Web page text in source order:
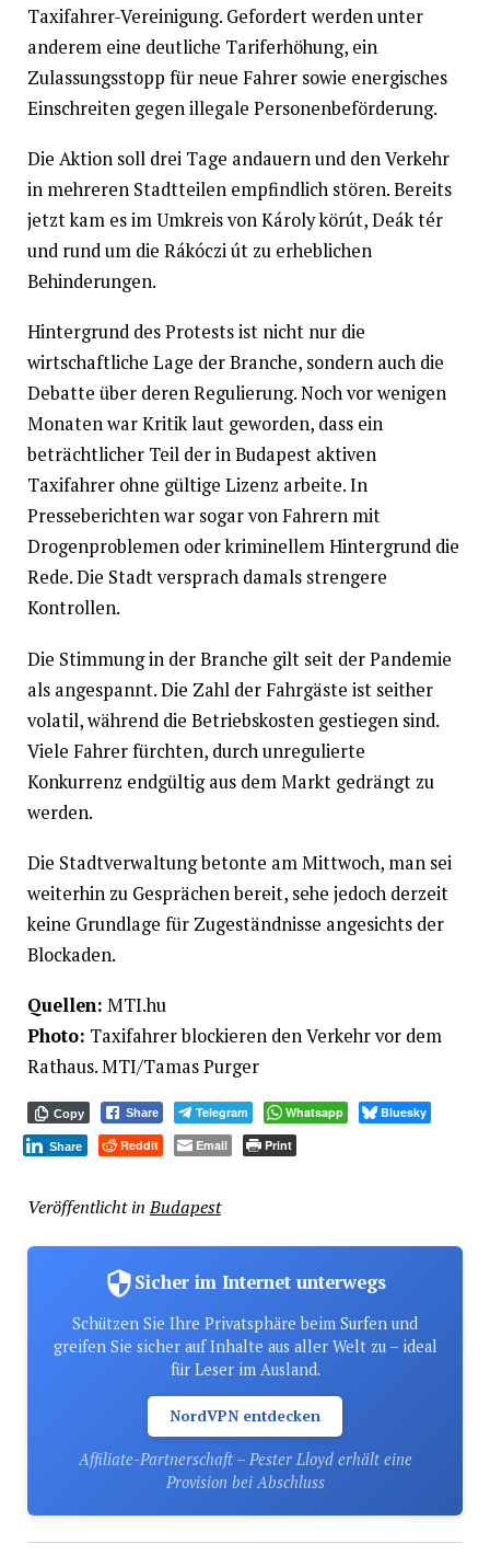
Taxifahrer-Vereinigung. Gefordert werden unter
anderem eine deutliche Tariferhöhung, ein
Zulassungsstopp für neue Fahrer sowie energisches
Einschreiten gegen illegale Personenbeförderung.
Die Aktion soll drei Tage andauern und den Verkehr
in mehreren Stadtteilen empfindlich stören. Bereits
jetzt kam es im Umkreis von Károly körút, Deák tér
und rund um die Rákóczi út zu erheblichen
Behinderungen.
Hintergrund des Protests ist nicht nur die
wirtschaftliche Lage der Branche, sondern auch die
Debatte über deren Regulierung. Noch vor wenigen
Monaten war Kritik laut geworden, dass ein
beträchtlicher Teil der in Budapest aktiven
Taxifahrer ohne gültige Lizenz arbeite. In
Presseberichten war sogar von Fahrern mit
Drogenproblemen oder kriminellem Hintergrund die
Rede. Die Stadt versprach damals strengere
Kontrollen.
Die Stimmung in der Branche gilt seit der Pandemie
als angespannt. Die Zahl der Fahrgäste ist seither
volatil, während die Betriebskosten gestiegen sind.
Viele Fahrer fürchten, durch unregulierte
Konkurrenz endgültig aus dem Markt gedrängt zu
werden.
Die Stadtverwaltung betonte am Mittwoch, man sei
weiterhin zu Gesprächen bereit, sehe jedoch derzeit
keine Grundlage für Zugeständnisse angesichts der
Blockaden.
Quellen: MTI.hu
Photo: Taxifahrer blockieren den Verkehr vor dem
Rathaus. MTI/Tamas Purger
Copy Share Telegram Whatsapp Bluesky
Share Reddit Email Print
Veröffentlicht in Budapest
Sicher im Internet unterwegs
Schützen Sie Ihre Privatsphäre beim Surfen und
greifen Sie sicher auf Inhalte aus aller Welt zu – ideal
für Leser im Ausland.
NordVPN entdecken
Affiliate-Partnerschaft – Pester Lloyd erhält eine
Provision bei Abschluss